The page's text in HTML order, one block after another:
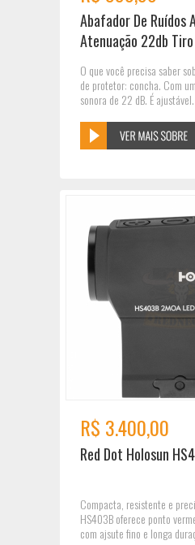
Abafador De Ruídos
Atenuação 22db
O que você precisa saber
de protetor: concha. Com
sonora de 22 dB. É ajustável.
R$ 3.400,00
Red Dot Holosun
Compacta, resistente e
HS403B oferece ponto
com ajsute fino e longa